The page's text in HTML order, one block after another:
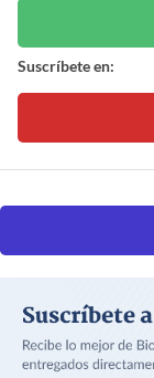
Suscríbete en: